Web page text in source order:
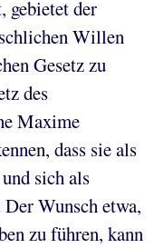
gebietet der
Willen
Gesetz zu
des
Maxime
dass sie als
sich als
Wunsch etwa,
zu führen, kann